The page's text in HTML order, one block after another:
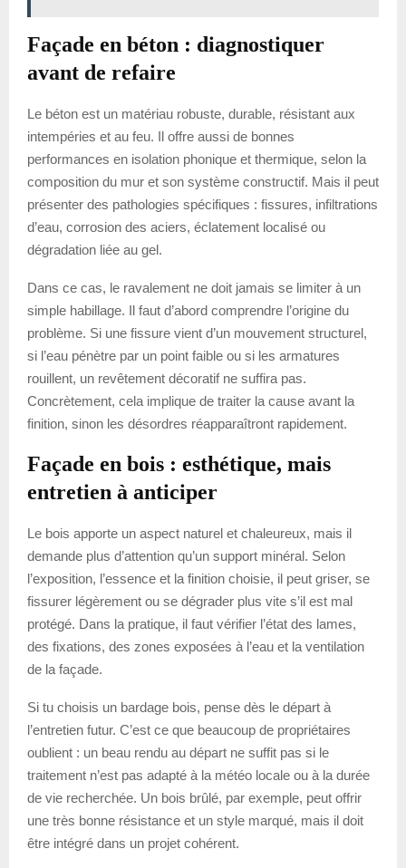
Façade en béton : diagnostiquer
avant de refaire
Le béton est un matériau robuste, durable, résistant aux
intempéries et au feu. Il offre aussi de bonnes
performances en isolation phonique et thermique, selon la
composition du mur et son système constructif. Mais il peut
présenter des pathologies spécifiques : fissures, infiltrations
d’eau, corrosion des aciers, éclatement localisé ou
dégradation liée au gel.
Dans ce cas, le ravalement ne doit jamais se limiter à un
simple habillage. Il faut d’abord comprendre l’origine du
problème. Si une fissure vient d’un mouvement structurel,
si l’eau pénètre par un point faible ou si les armatures
rouillent, un revêtement décoratif ne suffira pas.
Concrètement, cela implique de traiter la cause avant la
finition, sinon les désordres réapparaîtront rapidement.
Façade en bois : esthétique, mais
entretien à anticiper
Le bois apporte un aspect naturel et chaleureux, mais il
demande plus d’attention qu’un support minéral. Selon
l’exposition, l’essence et la finition choisie, il peut griser, se
fissurer légèrement ou se dégrader plus vite s’il est mal
protégé. Dans la pratique, il faut vérifier l’état des lames,
des fixations, des zones exposées à l’eau et la ventilation
de la façade.
Si tu choisis un bardage bois, pense dès le départ à
l’entretien futur. C’est ce que beaucoup de propriétaires
oublient : un beau rendu au départ ne suffit pas si le
traitement n’est pas adapté à la météo locale ou à la durée
de vie recherchée. Un bois brûlé, par exemple, peut offrir
une très bonne résistance et un style marqué, mais il doit
être intégré dans un projet cohérent.